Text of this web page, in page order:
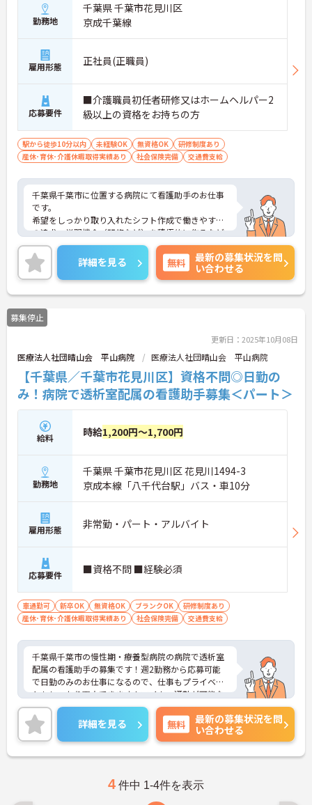
勤務地
千葉県 千葉市花見川区
京成千葉線
雇用形態 正社員(正職員)
応募要件
■介護職員初任者研修又はホームヘルパー2
級以上の資格をお持ちの方
駅から徒歩10分以内 未経験OK 無資格OK
研修制度あり
産休･育休･介護休暇取得実績あり
社会保険完備 交通費支給
千葉県千葉市に位置する病院にて看護助手のお仕事
です。
希望をしっかり取り入れたシフト作成で働きやすさ
の追求、学習機会（研修など）を積極的に作るなど
の学びたい意欲の環境作り、些細なことでも相談で
きる環境づくりを行っており、働きやすい環境です
◎
そのため定着率も高く、おすすめの求人です！
ご興味のある方には、面接対策ポイントなど、さら
に詳細をお話しいたしますので、お気軽にご相談く
ださい。
詳細を見る 無料
最新の募集状況を問
い合わせる
募集停止
更新日：2025年10月08日
医療法人社団晴山会 平山病院 医療法人社団晴山会 平山病院
【千葉県／千葉市花見川区】資格不問◎日勤の
み！病院で透析室配属の看護助手募集＜パート＞
給料 時給1,200円～1,700円
勤務地
千葉県 千葉市花見川区 花見川1494-3
京成本線「八千代台駅」バス・車10分
雇用形態 非常勤・パート・アルバイト
応募要件 ■資格不問 ■経験必須
車通勤可 新卒OK 無資格OK ブランクOK
研修制度あり
産休･育休･介護休暇取得実績あり
社会保険完備 交通費支給
千葉県千葉市の慢性期・療養型病院の病院で透析室
配属の看護助手の募集です！週2勤務から応募可能
で日勤のみのお仕事になるので、仕事もプライベー
トもしっかり両立できます！マイカー通勤が可能な
のもうれしいポイント♪ご興味ある方はご面接ポイ
ントをお伝えしますので、お気軽にご連絡くださ
い。
詳細を見る 無料
最新の募集状況を問
い合わせる
4 件中 1-4件を表示